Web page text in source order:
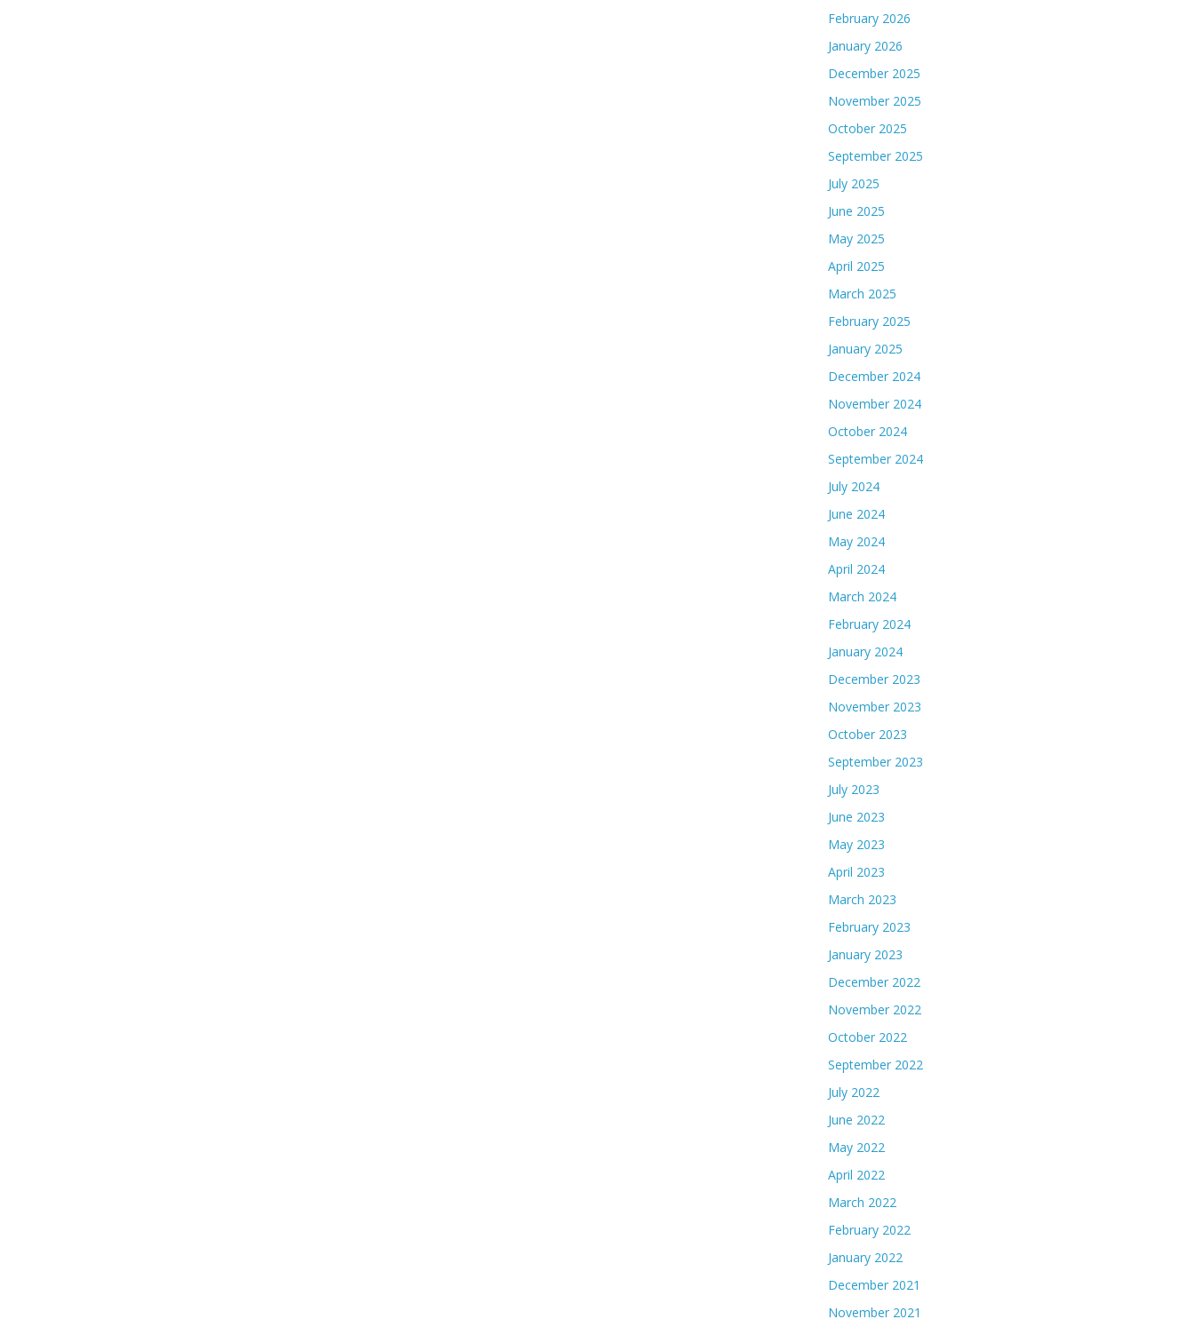
February 2026
January 2026
December 2025
November 2025
October 2025
September 2025
July 2025
June 2025
May 2025
April 2025
March 2025
February 2025
January 2025
December 2024
November 2024
October 2024
September 2024
July 2024
June 2024
May 2024
April 2024
March 2024
February 2024
January 2024
December 2023
November 2023
October 2023
September 2023
July 2023
June 2023
May 2023
April 2023
March 2023
February 2023
January 2023
December 2022
November 2022
October 2022
September 2022
July 2022
June 2022
May 2022
April 2022
March 2022
February 2022
January 2022
December 2021
November 2021